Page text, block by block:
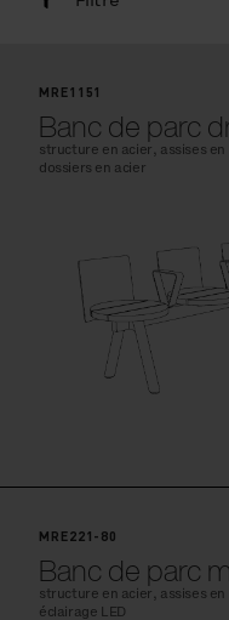
MRE1151
Banc de parc
structure en acier, assises
dossiers en acier
MRE221-80
Banc de parc
structure en acier, assises
éclairage LED